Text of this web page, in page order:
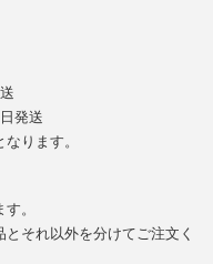
発送
ります。
。
それ以外を分けてご注文く